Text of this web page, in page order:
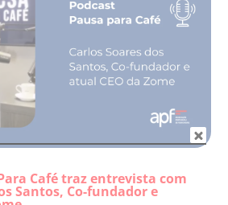
Café traz entrevista com
Santos, Co-fundador e